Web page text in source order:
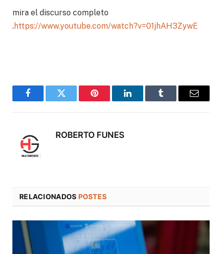
mira el discurso completo
.https://www.youtube.com/watch?v=01jhAH3ZywE
FacebookTwitter Pinterest LinkedInTumblr
Correo
ROBERTO FUNES
RELACIONADOS POSTES